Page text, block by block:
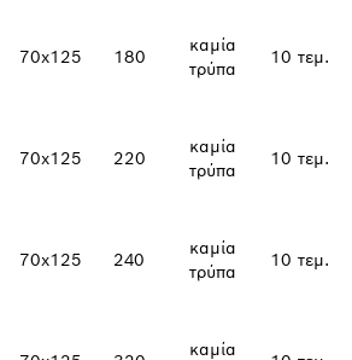
70x125 180
καμία
τρύπα
10 τεμ.
70x125 220
καμία
τρύπα
10 τεμ.
70x125 240
καμία
τρύπα
10 τεμ.
καμία